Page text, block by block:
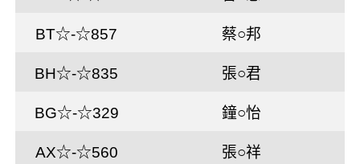
BT☆-☆857 蔡○邦
BH☆-☆835 張○君
BG☆-☆329 鐘○怡
AX☆-☆560 張○祥